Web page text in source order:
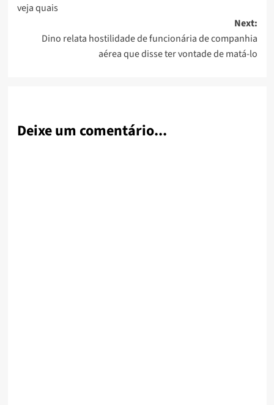
veja quais
Next:
Dino relata hostilidade de funcionária de companhia
aérea que disse ter vontade de matá-lo
Deixe um comentário...